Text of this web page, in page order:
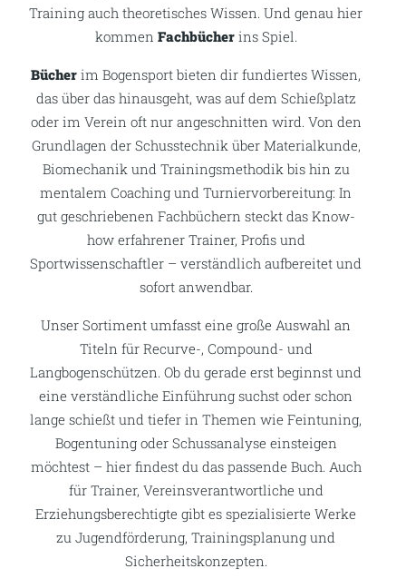
Training auch theoretisches Wissen. Und genau hier
kommen Fachbücherins Spiel.
Bücher im Bogensport bieten dir fundiertes Wissen,
das über das hinausgeht, was auf dem Schießplatz
oder im Verein oft nur angeschnitten wird. Von den
Grundlagen der Schusstechnik über Materialkunde,
Biomechanik und Trainingsmethodik bis hin zu
mentalem Coaching und Turniervorbereitung: In
gut geschriebenen Fachbüchern steckt das Know-
how erfahrener Trainer, Profis und
Sportwissenschaftler – verständlich aufbereitet und
sofort anwendbar.
Unser Sortiment umfasst eine große Auswahl an
Titeln für Recurve-, Compound- und
Langbogenschützen. Ob du gerade erst beginnst und
eine verständliche Einführung suchst oder schon
lange schießt und tiefer in Themen wie Feintuning,
Bogentuning oder Schussanalyse einsteigen
möchtest – hier findest du das passende Buch. Auch
für Trainer, Vereinsverantwortliche und
Erziehungsberechtigte gibt es spezialisierte Werke
zu Jugendförderung, Trainingsplanung und
Sicherheitskonzepten.